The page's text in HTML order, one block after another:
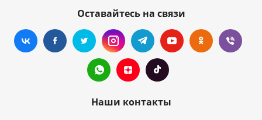
Оставайтесь на связи
Наши контакты